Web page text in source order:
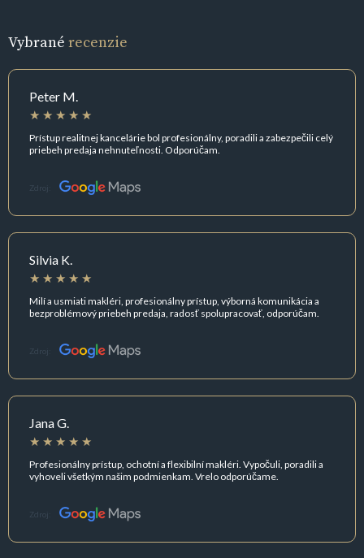
Vybrané recenzie
Peter M.
Prístup realitnej kancelárie bol profesionálny, poradili a zabezpečili celý
priebeh predaja nehnuteľnosti. Odporúčam.
Zdroj:
Silvia K.
Milí a usmiati makléri, profesionálny prístup, výborná komunikácia a
bezproblémový priebeh predaja, radosť spolupracovať, odporúčam.
Zdroj:
Jana G.
Profesionálny prístup, ochotní a flexibilní makléri. Vypočuli, poradili a
vyhoveli všetkým našim podmienkam. Vrelo odporúčame.
Zdroj: